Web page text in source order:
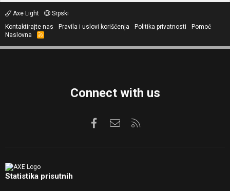
Axe Light
Srpski
Kontaktirajte nas
Pravila i uslovi korišćenja Politika privatnosti
Pomoć
Naslovna
R
S
Connect with us
FacebookKontaktirajte nas
Statistika prisutnih